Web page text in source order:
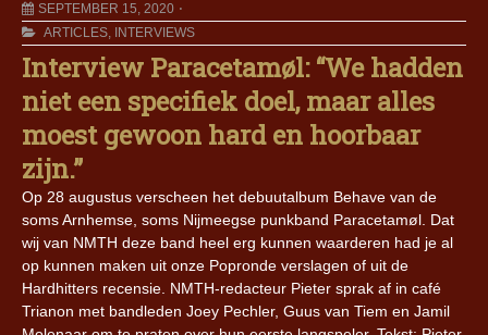
SEPTEMBER 15, 2020
ARTICLES, INTERVIEWS
Interview Paracetamøl: “We hadden
niet een specifiek doel, maar alles
moest gewoon hard en hoorbaar
zijn.”
Op 28 augustus verscheen het debuutalbum Behave van de
soms Arnhemse, soms Nijmeegse punkband Paracetamøl. Dat
wij van NMTH deze band heel erg kunnen waarderen had je al
op kunnen maken uit onze Popronde verslagen of uit de
Hardhitters recensie. NMTH-redacteur Pieter sprak af in café
Trianon met bandleden Joey Pechler, Guus van Tiem en Jamil